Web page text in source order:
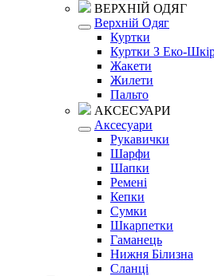
ВЕРХНІЙ ОДЯГ
Верхній Одяг
Куртки
Куртки З Еко-
Жакети
Жилети
Пальто
АКСЕСУАРИ
Аксесуари
Рукавички
Шарфи
Шапки
Ремені
Кепки
Сумки
Шкарпетки
Гаманець
Нижня Білизна
Сланці